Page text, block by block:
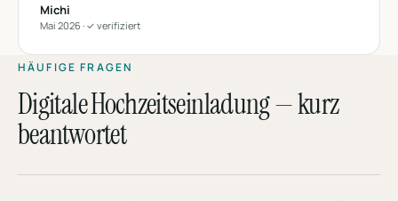
Michi
Mai 2026 · ✓ verifiziert
HÄUFIGE FRAGEN
Digitale Hochzeitseinladung — kurz
beantwortet